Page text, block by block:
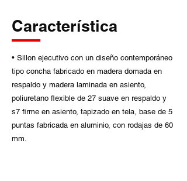
Característica
• Sillon ejecutivo con un diseño contemporáneo
tipo concha fabricado en madera domada en
respaldo y madera laminada en asiento,
poliuretano flexible de 27 suave en respaldo y
s7 firme en asiento, tapizado en tela, base de 5
puntas fabricada en aluminio, con rodajas de 60
mm.